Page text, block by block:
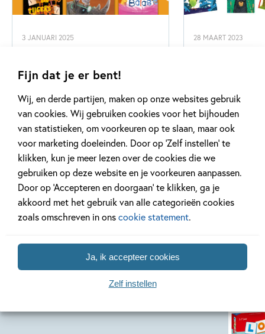
Fijn dat je er bent!
Wij, en derde partijen, maken op onze websites gebruik
van cookies. Wij gebruiken cookies voor het bijhouden
van statistieken, om voorkeuren op te slaan, maar ook
voor marketing doeleinden. Door op ‘Zelf instellen’ te
klikken, kun je meer lezen over de cookies die we
gebruiken op deze website en je voorkeuren aanpassen.
Door op ‘Accepteren en doorgaan’ te klikken, ga je
akkoord met het gebruik van alle categorieën cookies
zoals omschreven in onscookie statement.
Ja, ik accepteer cookies
Zelf instellen
3 JANUARI 2025
Lees meer
28 MAART 2023
Lees meer
Bekijk alle artikelen
Bekijk ook eens